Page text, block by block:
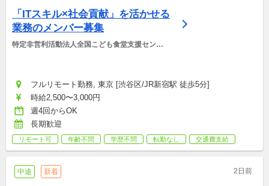
「ITスキル×社会貢献」を活かせる
業務のメンバー募集
特定非営利活動法人全国こども食堂支援センタ
フルリモート勤務, 東京 [渋谷区/JR新宿駅 徒歩5分]
時給2,500〜3,000円
週4回からOK
長期歓迎
リモート可 年齢不問 学歴不問 転勤なし 交通費支給
中途 新着 2日前